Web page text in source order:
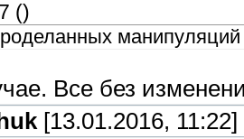
()
манипуляций
Все без
[13.01.2016, 11:22]